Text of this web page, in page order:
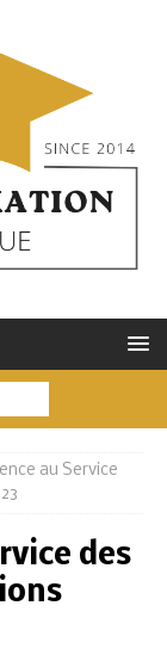
au Service
des